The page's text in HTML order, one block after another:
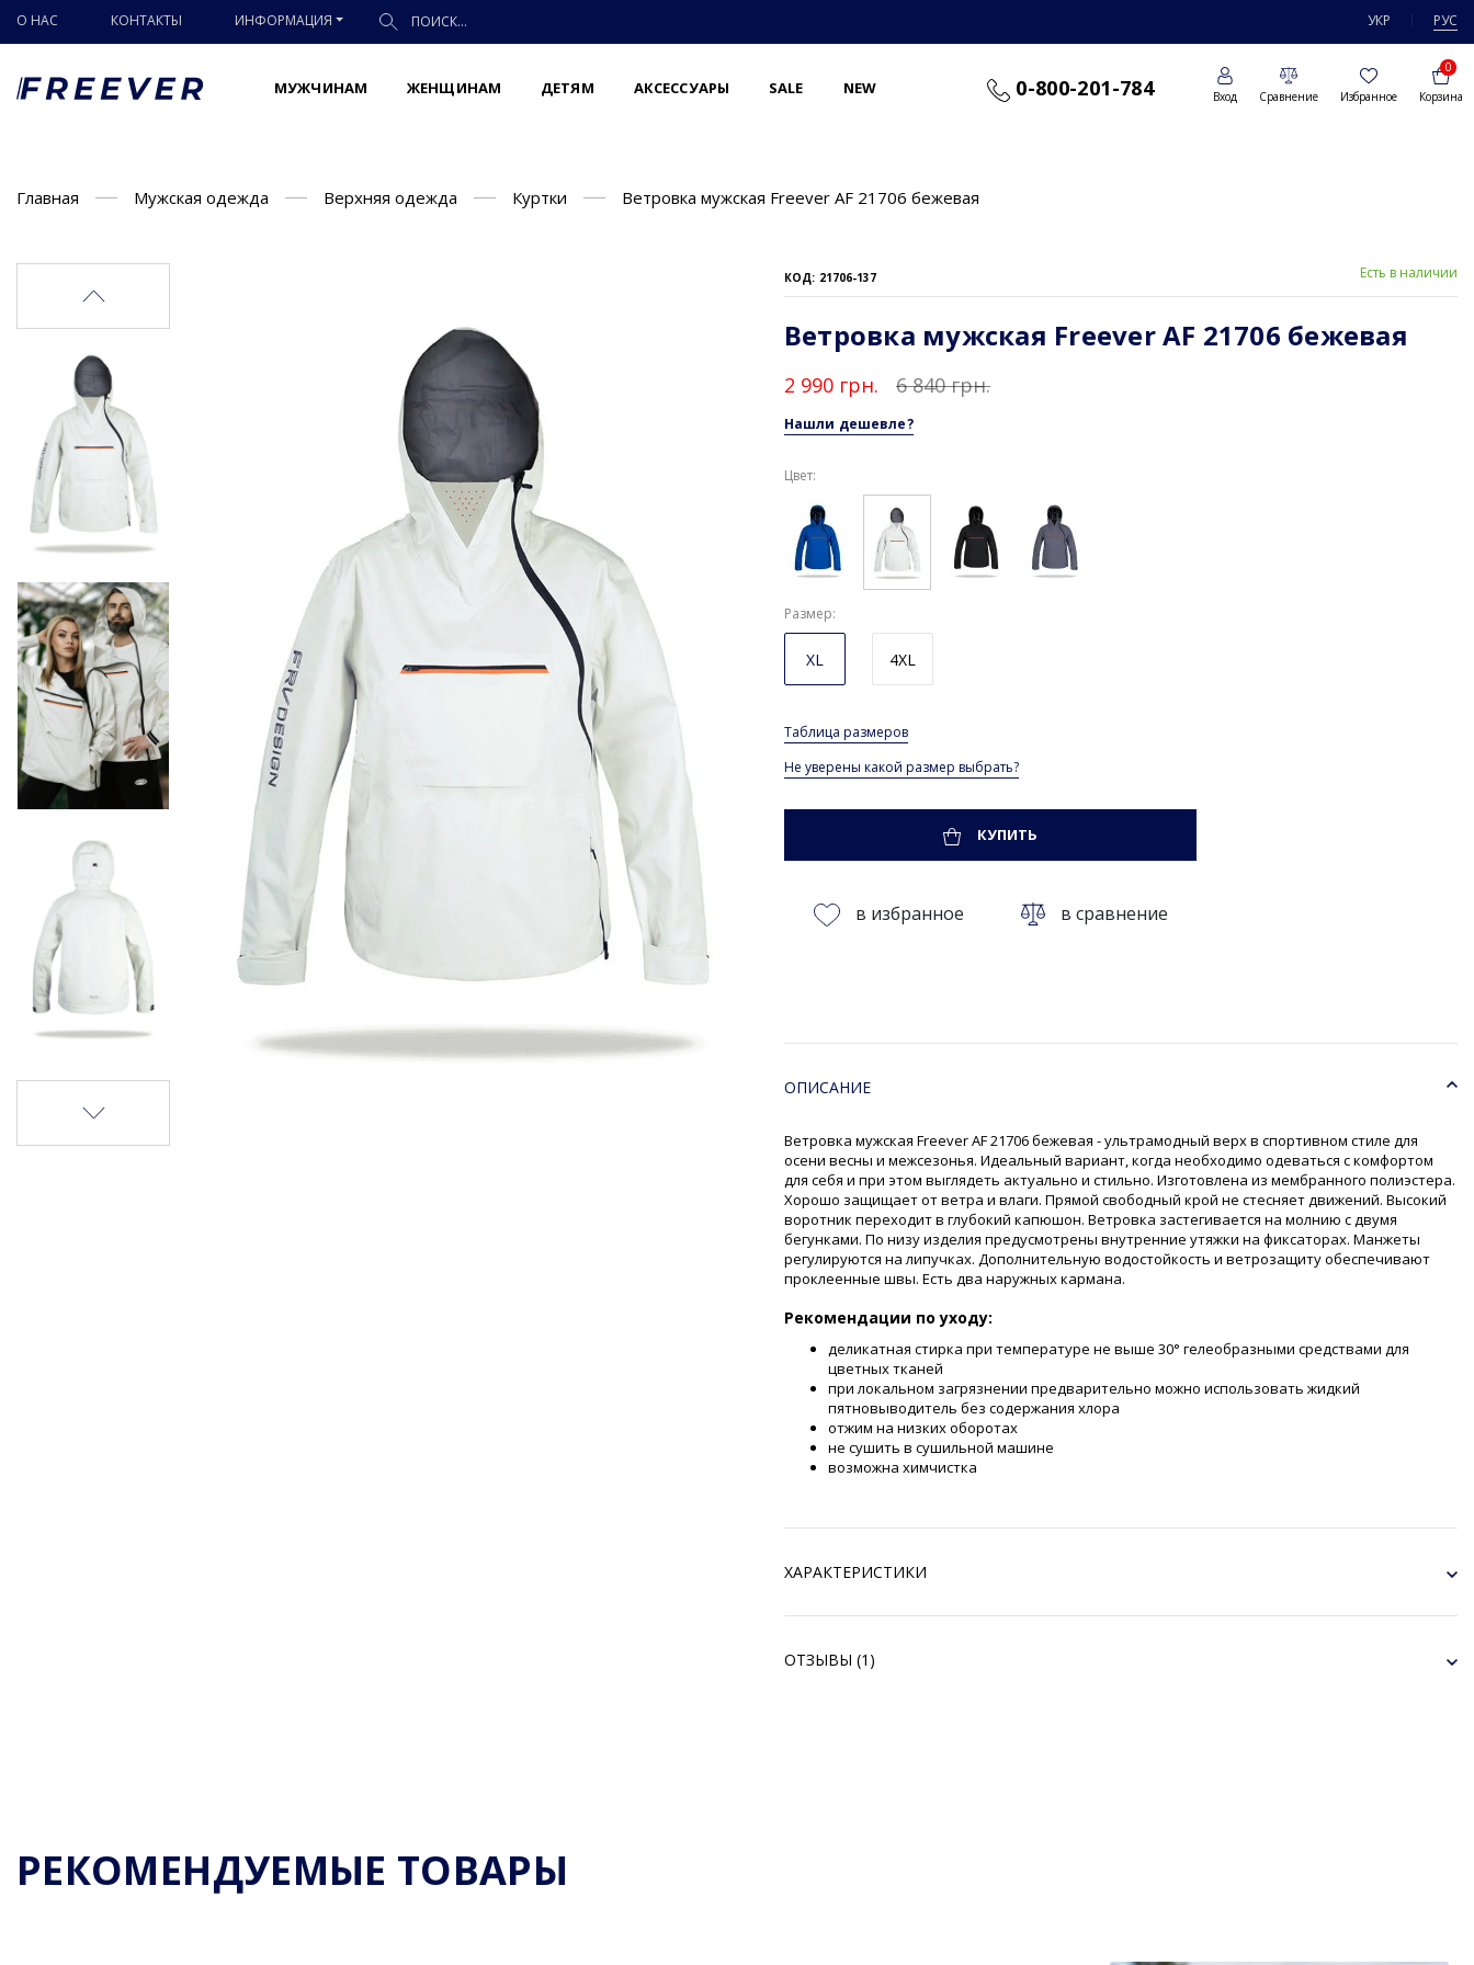
О НАС КОНТАКТЫ ИНФОРМАЦИЯ УКР РУС
МУЖЧИНАМ ЖЕНЩИНАМ ДЕТЯМ АКСЕССУАРЫ SALE NEW 0-800-201-784 Вход Сравнение Избранное Корзина
0
Главная Мужская одежда Верхняя одежда Куртки Ветровка мужская Freever AF 21706 бежевая
КОД: 21706-137 Есть в наличии
Ветровка мужская Freever AF 21706 бежевая
2 990 грн. 6 840 грн.
Нашли дешевле?
Цвет:
Размер
XL 4XL
Таблица размеров
Не уверены какой размер выбрать?
КУПИТЬ
в избранное в сравнение
ОПИСАНИЕ
Ветровка мужская Freever AF 21706 бежевая - ультрамодный верх в спортивном стиле для
осени весны и межсезонья. Идеальный вариант, когда необходимо одеваться с комфортом
для себя и при этом выглядеть актуально и стильно. Изготовлена из мембранного полиэстера.
Хорошо защищает от ветра и влаги. Прямой свободный крой не стесняет движений. Высокий
воротник переходит в глубокий капюшон. Ветровка застегивается на молнию с двумя
бегунками. По низу изделия предусмотрены внутренние утяжки на фиксаторах. Манжеты
регулируются на липучках. Дополнительную водостойкость и ветрозащиту обеспечивают
проклеенные швы. Есть два наружных кармана.
Рекомендации по уходу:
деликатная стирка при температуре не выше 30° гелеобразными средствами для
цветных тканей
при локальном загрязнении предварительно можно использовать жидкий
пятновыводитель без содержания хлора
отжим на низких оборотах
не сушить в сушильной машине
возможна химчистка
ХАРАКТЕРИСТИКИ
ОТЗЫВЫ (1)
РЕКОМЕНДУЕМЫЕ ТОВАРЫ